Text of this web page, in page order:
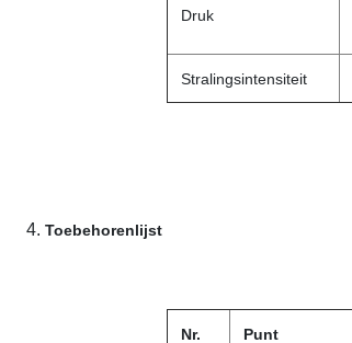
Druk
Stralingsintensiteit
4. Toebehorenlijst
Nr. Punt